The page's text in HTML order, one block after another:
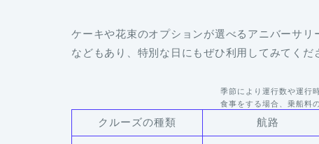
ケーキや花束のオプションが選べる アニバーサリ
などもあり、特別な日にもぜひ利用してみてくだ
季節により運行数や運行
食事をする場合、乗船料
クルーズの種類 航路